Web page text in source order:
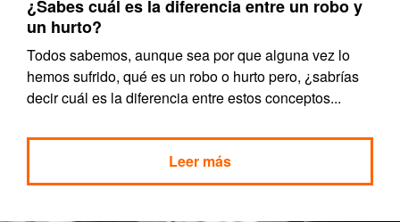
¿Sabes cuál es la diferencia entre un robo y
un hurto?
Todos sabemos, aunque sea por que alguna vez lo
hemos sufrido, qué es un robo o hurto pero, ¿sabrías
decir cuál es la diferencia entre estos conceptos...
Leer más